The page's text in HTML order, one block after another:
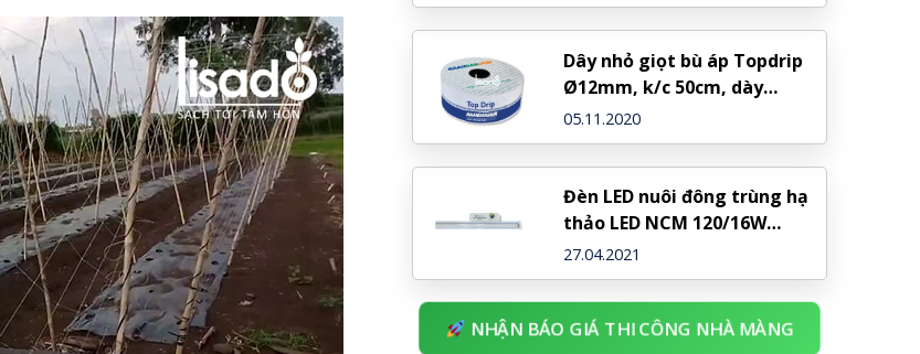
Dây nhỏ giọt bù áp Topdrip
Ø12mm, k/c 50cm, dày
0,8mm – NDJ (Israel)
05.11.2020
Đèn LED nuôi đông trùng hạ
thảo LED NCM 120/16W
Dimming – Rạng Đông
27.04.2021
NHẬN BÁO GIÁ THI CÔNG NHÀ MÀNG